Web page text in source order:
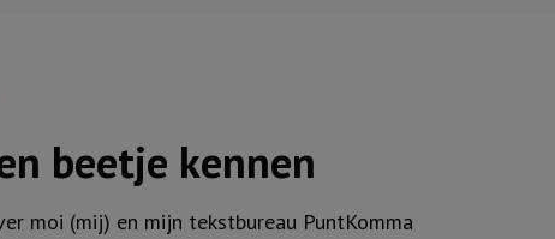
beetje kennen
moi (mij) en mijn tekstbureau PuntKomma